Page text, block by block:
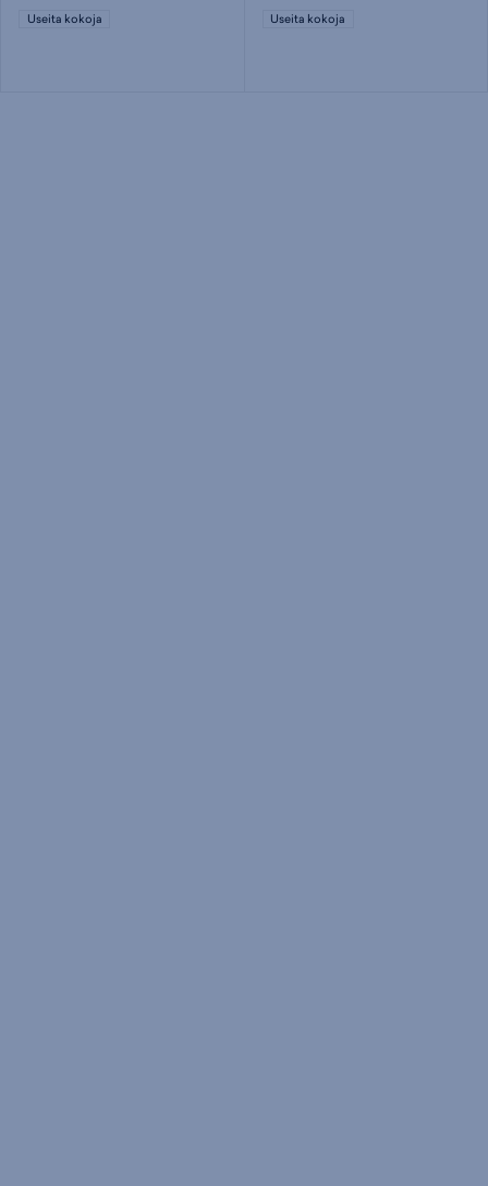
Useita kokoja Useita kokoja